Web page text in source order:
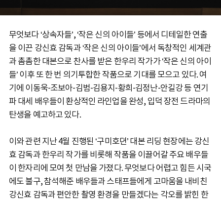
무엇보다 ‘상속자들’, ‘작은 신의 아이들’ 등에서 디테일한 연출
을 이끈 강신효 감독과 ‘작은 신의 아이들’에서 독창적인 세계관
과 촘촘한 대본으로 찬사를 받은 한우리 작가가 ‘작은 신의 아이
들’ 이후 또 한 번 의기투합한 작품으로 기대를 모으고 있다. 여
기에 이동욱-조보아-김범-김용지-황희-김정난-안길강 등 연기
파 대세 배우들이 환상적인 라인업을 완성, 입덕 장전 드라마의
탄생을 예고하고 있다.
이와 관련 지난 4월 진행된 ‘구미호뎐’ 대본 리딩 현장에는 강신
효 감독과 한우리 작가를 비롯해 작품을 이끌어갈 주요 배우들
이 한자리에 모여 첫 만남을 가졌다. 무엇보다 어렵고 힘든 시국
에도 불구, 참석해준 배우들과 스태프들에게 고마움을 내비친
강신효 감독과 편안한 촬영 환경을 만들겠다는 각오를 밝힌 한